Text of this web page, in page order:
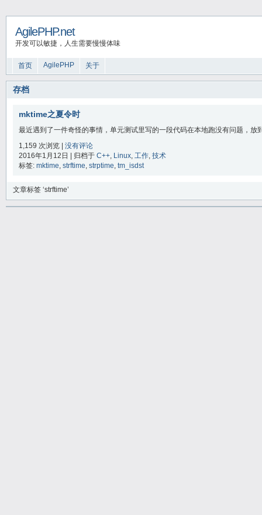
AgilePHP.net
开发可以敏捷，人生需要慢慢体味
首页 AgilePHP 关于
存档
mktime之夏令时
最近遇到了一件奇怪的事情，单元测试里写的一段代码在本地跑没有问题，
1,159 次浏览 | 没有评论
2016年1月12日 | 归档于 C++, Linux, 工作, 技术
标签: mktime, strftime, strptime, tm_isdst
文章标签 ‘strftime’